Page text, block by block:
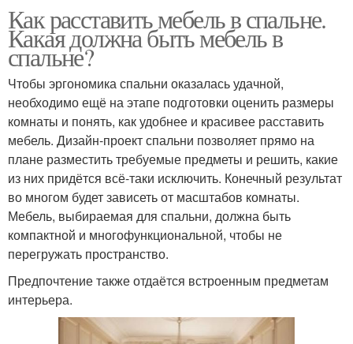
Как расставить мебель в спальне.
Какая должна быть мебель в
спальне?
Чтобы эргономика спальни оказалась удачной,
необходимо ещё на этапе подготовки оценить размеры
комнаты и понять, как удобнее и красивее расставить
мебель. Дизайн-проект спальни позволяет прямо на
плане разместить требуемые предметы и решить, какие
из них придётся всё-таки исключить. Конечный результат
во многом будет зависеть от масштабов комнаты.
Мебель, выбираемая для спальни, должна быть
компактной и многофункциональной, чтобы не
перегружать пространство.
Предпочтение также отдаётся встроенным предметам
интерьера.